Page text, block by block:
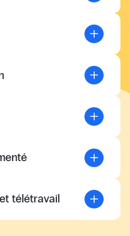
télétravail